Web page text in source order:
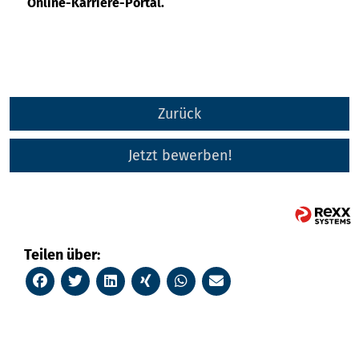
Zurück
Jetzt bewerben!
Teilen über: